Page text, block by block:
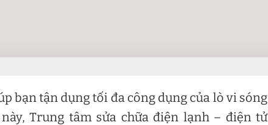
bạn tận dụng tối đa công dụng của lò vi sóng
Trung tâm sửa chữa điện lạnh – điện tử